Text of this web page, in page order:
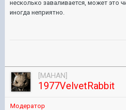
несколько заваливается, может это
иногда неприятно.
[MAHAN]
1977VelvetRabbit
Модератор